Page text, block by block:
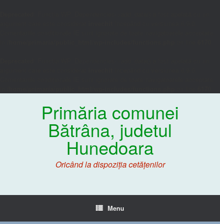
Primăria comunei
Bătrâna, judetul
Hunedoara
Oricând la dispoziția cetățenilor
Menu